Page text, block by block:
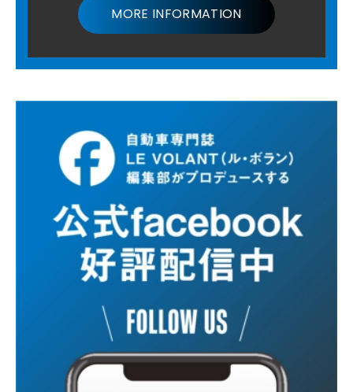
MORE INFORMATION